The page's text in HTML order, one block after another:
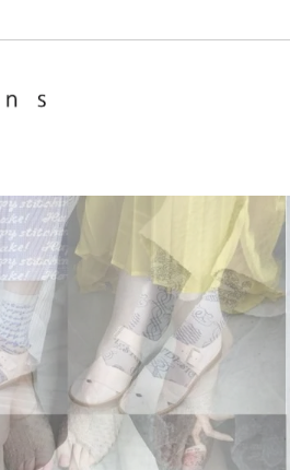
Unisex
Tops
Goods
Limited Items